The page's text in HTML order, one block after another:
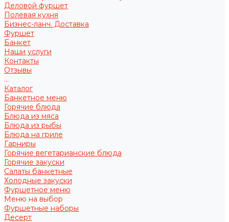
Деловой фуршет
Полевая кухня
Бизнес-ланч. Доставка
Фуршет
Банкет
Наши услуги
Контакты
Отзывы
...
Каталог
Банкетное меню
Горячие блюда
Блюда из мяса
Блюда из рыбы
Блюда на гриле
Гарниры
Горячие вегетарианские блюда
Горячие закуски
Салаты банкетные
Холодные закуски
Фуршетное меню
Меню на выбор
Фуршетные наборы
Десерт